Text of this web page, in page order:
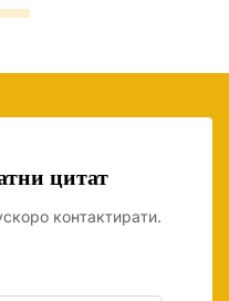
цитат
контактирати.